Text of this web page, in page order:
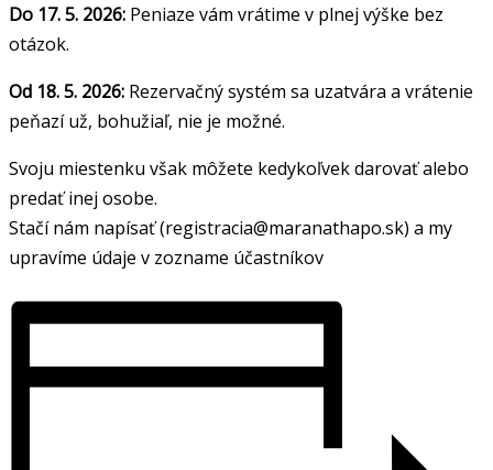
Do 17. 5. 2026: Peniaze vám vrátime v plnej výške bez
otázok.
Od 18. 5. 2026: Rezervačný systém sa uzatvára a vrátenie
peňazí už, bohužiaľ, nie je možné.
Svoju miestenku však môžete kedykoľvek darovať alebo
predať inej osobe.
Stačí nám napísať (registracia@maranathapo.sk) a my
upravíme údaje v zozname účastníkov